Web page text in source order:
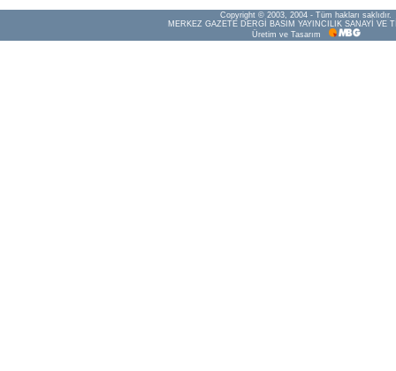
Copyright © 2003, 2004 - Tüm hakları saklıdır.
MERKEZ GAZETE DERGİ BASIM YAYINCILIK SANAYİ VE
Üretim ve Tasarım